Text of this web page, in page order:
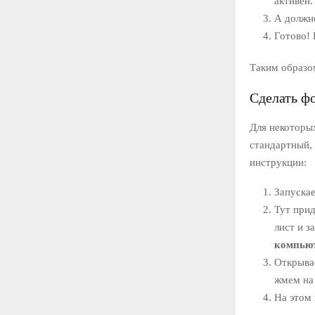
А
Готово!
Таким
Сделать
Для
стандартный,
инструкции:
Тут
лист и
жмем на
На этом